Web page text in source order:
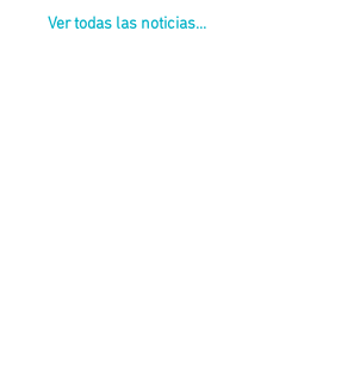
Ver todas las noticias...